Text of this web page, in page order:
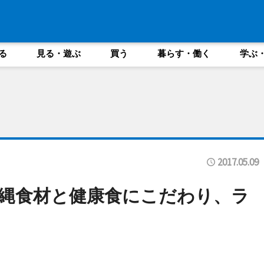
見る・遊ぶ 買う 暮らす・働く 学ぶ
2017.05.09
食材と健康食にこだわり、ラ